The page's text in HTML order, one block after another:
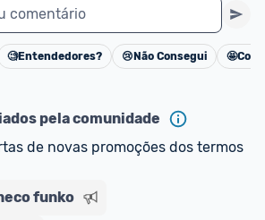
comentário
Cancelar
🧐Entendedores? 😢 Não Consegui 🤩
pela comunidade
de novas promoções dos termos
funko